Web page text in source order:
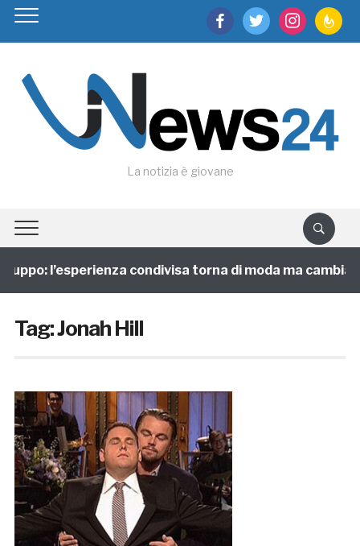
facebooktwitter instagram
La notizia è giovane
l’esperienza condivisa torna di moda ma cambia
Tag:Jonah Hill